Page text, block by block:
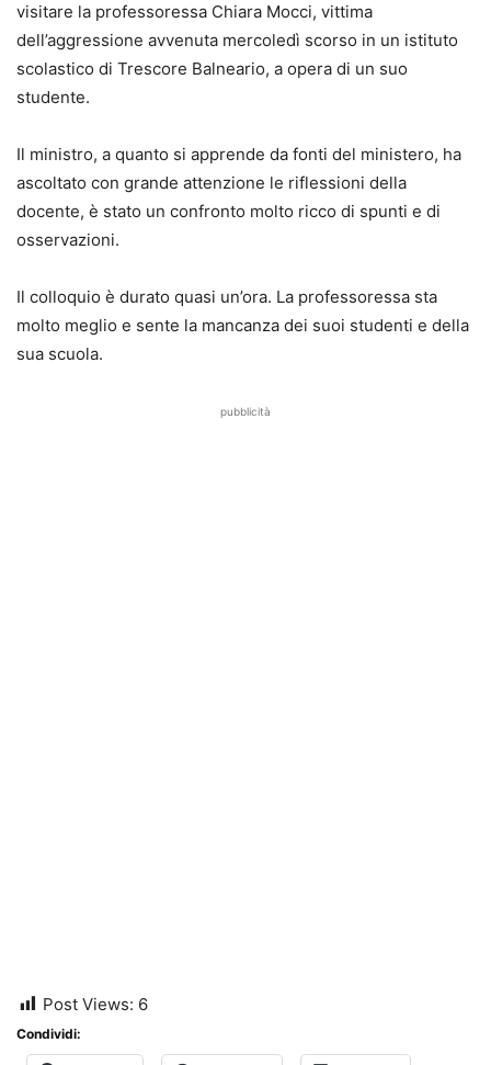
visitare la professoressa Chiara Mocci, vittima
dell’aggressione avvenuta mercoledì scorso in un istituto
scolastico di Trescore Balneario, a opera di un suo
studente.
Il ministro, a quanto si apprende da fonti del ministero, ha
ascoltato con grande attenzione le riflessioni della
docente, è stato un confronto molto ricco di spunti e di
osservazioni.
Il colloquio è durato quasi un’ora. La professoressa sta
molto meglio e sente la mancanza dei suoi studenti e della
sua scuola.
pubblicità
Post Views: 6
Condividi: